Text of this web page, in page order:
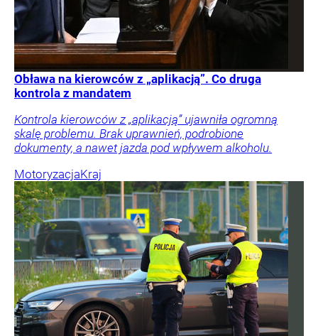
Obława na kierowców z „aplikacją”. Co druga
kontrola z mandatem
Kontrola kierowców z „aplikacją” ujawniła ogromną
skalę problemu. Brak uprawnień, podrobione
dokumenty, a nawet jazda pod wpływem alkoholu.
MotoryzacjaKraj